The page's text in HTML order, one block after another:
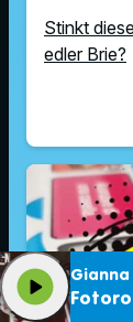
Stinkt
edler Brie?
play_arrow